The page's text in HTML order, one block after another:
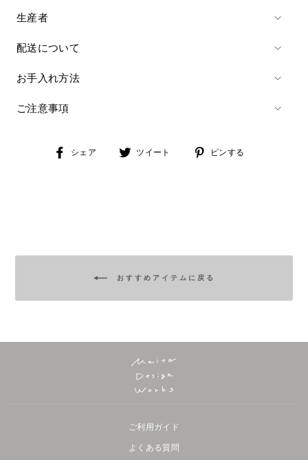
生産者
配送について
お手入れ方法
ご注意事項
シェア ツイート ピンする
おすすめアイテムに戻る
ご利用ガイド
よくある質問